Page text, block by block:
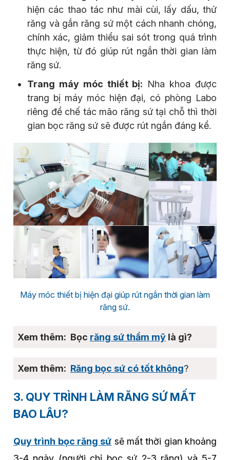
hiện các thao tác như mài cùi, lấy dấu, thử
răng và gắn răng sứ một cách nhanh chóng,
chính xác, giảm thiểu sai sót trong quá trình
thực hiện, từ đó giúp rút ngắn thời gian làm
răng sứ.
Trang máy móc thiết bị: Nha khoa được
trang bị máy móc hiện đại, có phòng Labo
riêng để chế tác mão răng sứ tại chỗ thì thời
gian bọc răng sứ sẽ được rút ngắn đáng kể.
Máy móc thiết bị hiện đại giúp rút ngắn thời gian làm
răng sứ.
Bọc răng sứ thẩm mỹ là gì?
Răng bọc sứ có tốt không?
3. QUY TRÌNH LÀM RĂNG SỨ MẤT
BAO LÂU?
Quy trình bọc răng sứ sẽ mất thời gian khoảng